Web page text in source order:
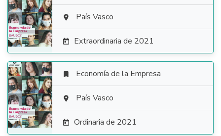
  País Vasco
 Extraordinaria de 2021

 Economía de la Empresa
 País Vasco
 Ordinaria de 2021